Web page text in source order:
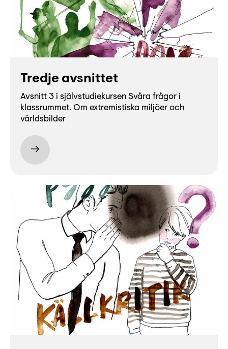
Tredje avsnittet
Avsnitt 3 i självstudiekursen Svåra frågor i
klassrummet. Om extremistiska miljöer och
världsbilder